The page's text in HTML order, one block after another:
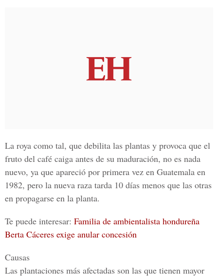
La roya como tal, que debilita las plantas y provoca que el
fruto del café caiga antes de su maduración, no es nada
nuevo, ya que apareció por primera vez en Guatemala en
1982, pero la nueva raza tarda 10 días menos que las otras
en propagarse en la planta.
Te puede interesar: Familia de ambientalista hondureña
Berta Cáceres exige anular concesión
Causas
Las plantaciones más afectadas son las que tienen mayor